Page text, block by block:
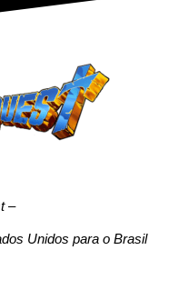
–
Unidos para o Brasil